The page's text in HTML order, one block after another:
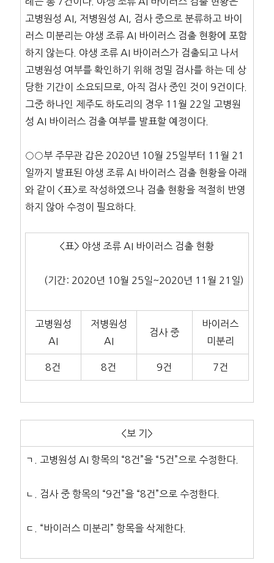
고병원성 AI, 저병원성 AI, 검사 중으로 분류하고 바이
러스 미분리는 야생 조류 AI 바이러스 검출 현황에 포함
하지 않는다. 야생 조류 AI 바이러스가 검출되고 나서
고병원성 여부를 확인하기 위해 정밀 검사를 하는 데 상
당한 기간이 소요되므로, 아직 검사 중인 것이 9건이다.
그중 하나인 제주도 하도리의 경우 11월 22일 고병원
성 AI 바이러스 검출 여부를 발표할 예정이다.
○○부 주무관 갑은 2020년 10월 25일부터 11월 21
일까지 발표된 야생 조류 AI 바이러스 검출 현황을 아래
와 같이 <표>로 작성하였으나 검출 현황을 적절히 반영
하지 않아 수정이 필요하다.
<표> 야생 조류 AI 바이러스 검출 현황
(기간: 2020년 10월 25일~2020년 11월 21일)
고병원성
AI
저병원성
AI
검사 중
바이러스
미분리
8건 8건 9건 7건
<보 기>
ㄱ. 고병원성 AI 항목의 “8건”을 “5건”으로 수정한다.
ㄴ. 검사 중 항목의 “9건”을 “8건”으로 수정한다.
ㄷ. “바이러스 미분리” 항목을 삭제한다.